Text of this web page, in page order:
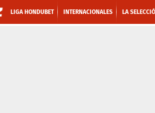
LIGA HONDUBET INTERNACIONALES LA